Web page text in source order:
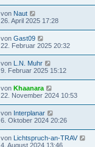
von Naut
26. April 2025 17:28
von Gast09
22. Februar 2025 20:32
von L.N. Muhr
9. Februar 2025 15:12
von Khaanara
22. November 2024 10:53
von Interplanar
6. Oktober 2024 20:26
von Lichtspruch-an-TRAV
4. August 2024 13:46